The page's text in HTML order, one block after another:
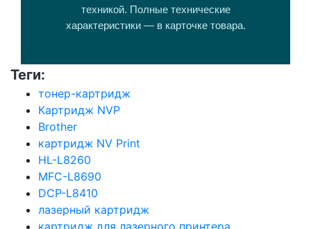
техникой. Полные технические
характеристики — в карточке товара.
Теги:
тонер-картридж
Картридж NVP
Brother
картридж NV Print
HL-L8260
MFC-L8690
DCP-L8410
лазерный картридж
картридж для лазерного принтера